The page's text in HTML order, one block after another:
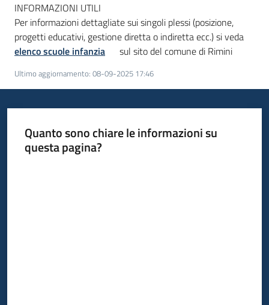
INFORMAZIONI UTILI
Per informazioni dettagliate sui singoli plessi (posizione,
progetti educativi, gestione diretta o indiretta ecc.) si veda
elenco scuole infanzia
sul sito del comune di Rimini
Ultimo aggiornamento: 08-09-2025 17:46
Quanto sono chiare le informazioni su
questa pagina?